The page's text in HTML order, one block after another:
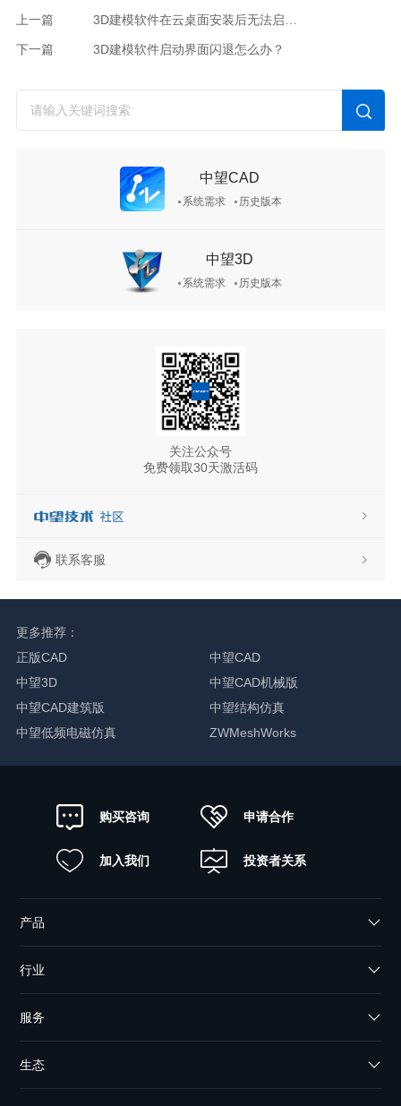
上一篇 3D建模软件在云桌面安装后无法启动的解决方法
下一篇 3D建模软件启动界面闪退怎么办？
中望CAD
系统需求 历史版本
中望3D
系统需求 历史版本
关注公众号
免费领取30天激活码
联系客服
更多推荐：
正版CAD
中望CAD
中望3D
中望CAD机械版
中望CAD建筑版
中望结构仿真
中望低频电磁仿真
ZWMeshWorks
购买咨询 申请合作
加入我们 投资者关系
产品
行业
服务
生态